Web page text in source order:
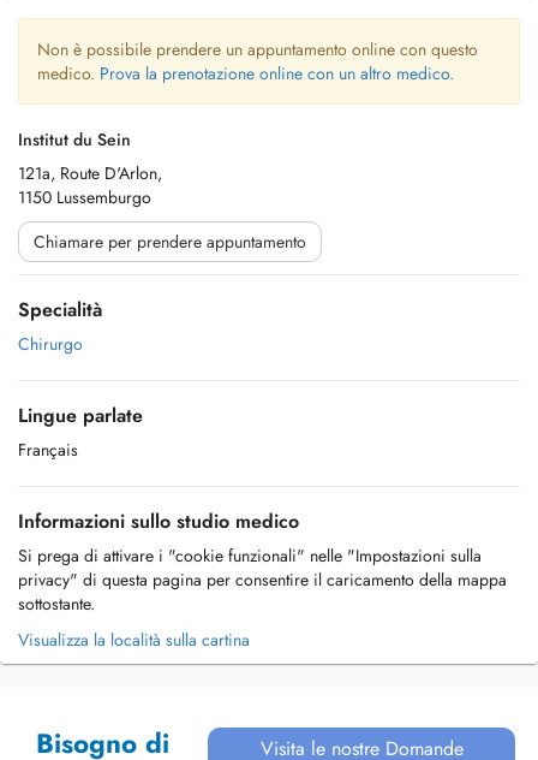
Non è possibile prendere un appuntamento online con questo
medico. Prova la prenotazione online con un altro medico.
Institut du Sein
121a, Route D'Arlon,
1150 Lussemburgo
Chiamare per prendere appuntamento
Specialità
Chirurgo
Lingue parlate
Français
Informazioni sullo studio medico
Si prega di attivare i "cookie funzionali" nelle "Impostazioni sulla
privacy" di questa pagina per consentire il caricamento della mappa
sottostante.
Visualizza la località sulla cartina
Bisogno di
Visita le nostre Domande